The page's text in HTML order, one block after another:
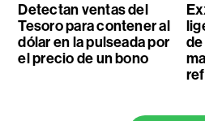
Detectan ventas del
Tesoro para contener al
dólar en la pulseada por
el precio de un bono